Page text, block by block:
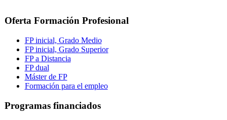
Oferta Formación Profesional
FP inicial, Grado Medio
FP inicial, Grado Superior
FP a Distancia
FP dual
Máster de FP
Formación para el empleo
Programas financiados